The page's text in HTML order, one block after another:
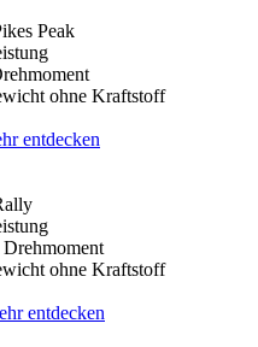
Peak
ohne Kraftstoff
entdecken
Drehmoment
ohne Kraftstoff
entdecken